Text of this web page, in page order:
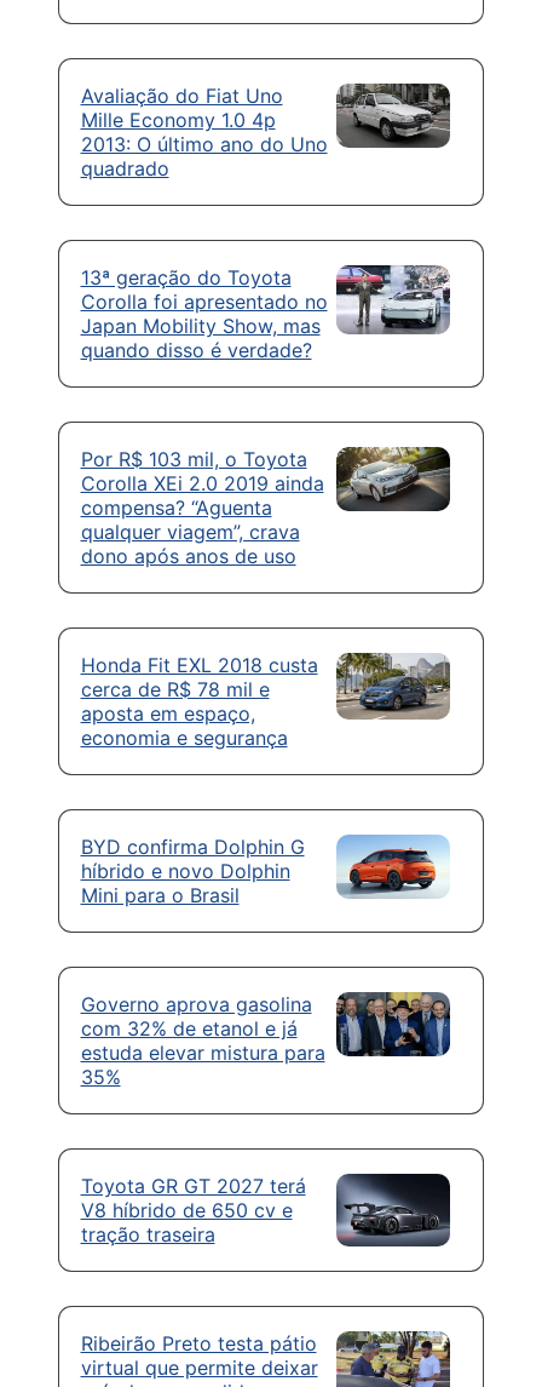
Avaliação do Fiat Uno
Mille Economy 1.0 4p
2013: O último ano do Uno
quadrado
13ª geração do Toyota
Corolla foi apresentado no
Japan Mobility Show, mas
quando disso é verdade?
Por R$ 103 mil, o Toyota
Corolla XEi 2.0 2019 ainda
compensa? “Aguenta
qualquer viagem”, crava
dono após anos de uso
Honda Fit EXL 2018 custa
cerca de R$ 78 mil e
aposta em espaço,
economia e segurança
BYD confirma Dolphin G
híbrido e novo Dolphin
Mini para o Brasil
Governo aprova gasolina
com 32% de etanol e já
estuda elevar mistura para
35%
Toyota GR GT 2027 terá
V8 híbrido de 650 cv e
tração traseira
Ribeirão Preto testa pátio
virtual que permite deixar